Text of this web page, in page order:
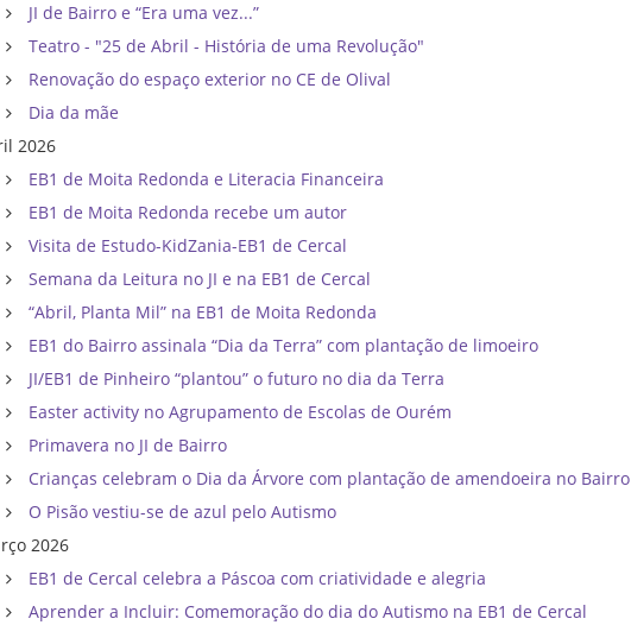
JI de Bairro e “Era uma vez...”
Teatro - "25 de Abril - História de uma Revolução"
Renovação do espaço exterior no CE de Olival
Dia da mãe
2026
EB1 de Moita Redonda e Literacia Financeira
EB1 de Moita Redonda recebe um autor
Visita de Estudo-KidZania-EB1 de Cercal
Semana da Leitura no JI e na EB1 de Cercal
“Abril, Planta Mil” na EB1 de Moita Redonda
EB1 do Bairro assinala “Dia da Terra” com plantação de limoeiro
JI/EB1 de Pinheiro “plantou” o futuro no dia da Terra
Easter activity no Agrupamento de Escolas de Ourém
Primavera no JI de Bairro
Crianças celebram o Dia da Árvore com plantação de amendoeira no Bairro
O Pisão vestiu-se de azul pelo Autismo
2026
EB1 de Cercal celebra a Páscoa com criatividade e alegria
Aprender a Incluir: Comemoração do dia do Autismo na EB1 de Cercal